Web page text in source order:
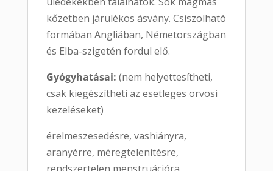
kőzetben járulékos ásvány. Csiszolható
formában Angliában, Németországban
és Elba-szigetén fordul elő.
Gyógyhatásai: (nem helyettesítheti,
csak kiegészítheti az esetleges orvosi
kezeléseket)
érelmeszesedésre, vashiányra,
aranyérre, méregtelenítésre,
rendszertelen menstruációra